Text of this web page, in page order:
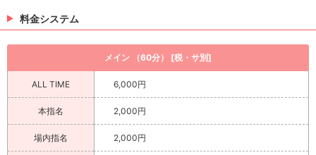
料金システム
メイン （60分） [税・サ別]
ALL TIME 6,000円
本指名 2,000円
場内指名 2,000円